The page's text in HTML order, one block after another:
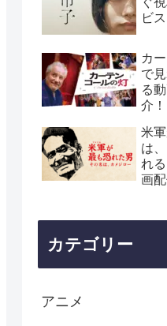
ビ
カ
で
る
介！
米
は
れ
画
カテゴリー
アニメ